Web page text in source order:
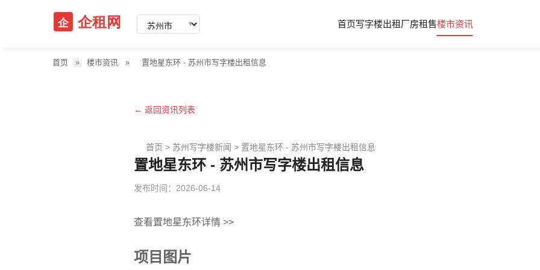
▼ 首页写字楼出租 厂房租售楼市资讯
首页 » 楼市资讯 » 置地星东环 - 苏州市写字楼出租信息
← 返回资讯列表
首页 > 苏州写字楼新闻 > 置地星东环 - 苏州市写字楼出租信息
置地星东环 - 苏州市写字楼出租信息
发布时间：2026-06-14
查看置地星东环详情 >>
项目图片